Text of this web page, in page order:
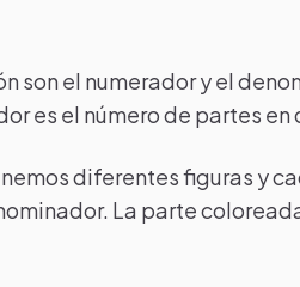
son el numerador y el
es el número de partes
diferentes figuras y
La parte